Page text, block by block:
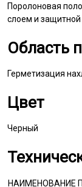
Поролоновая
слоем и защитной
Область
Герметизация
Цвет
Черный
НАИМЕНОВАНИЕ